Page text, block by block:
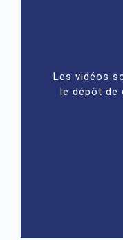
Les vidéos
le dépôt de